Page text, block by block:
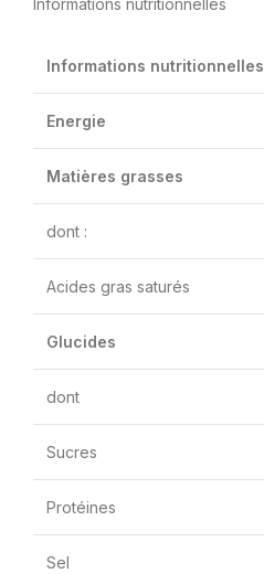
Informations nutritionnelles
Informations nutritionnelles
Energie
Matières grasses
dont :
Acides gras saturés
Glucides
dont
Sucres
Protéines
Sel